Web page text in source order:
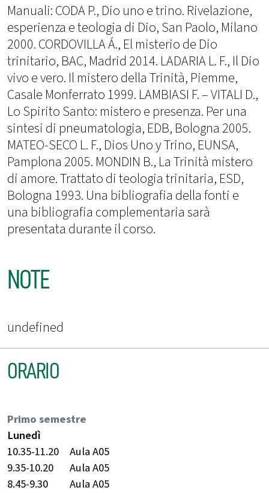
Manuali: CODA P., Dio uno e trino. Rivelazione,
esperienza e teologia di Dio, San Paolo, Milano
2000. CORDOVILLA Á., El misterio de Dio
trinitario, BAC, Madrid 2014. LADARIA L. F., Il Dio
vivo e vero. Il mistero della Trinità, Piemme,
Casale Monferrato 1999. LAMBIASI F. – VITALI D.,
Lo Spirito Santo: mistero e presenza. Per una
sintesi di pneumatologia, EDB, Bologna 2005.
MATEO-SECO L. F., Dios Uno y Trino, EUNSA,
Pamplona 2005. MONDIN B., La Trinità mistero
di amore. Trattato di teologia trinitaria, ESD,
Bologna 1993. Una bibliografia della fonti e
una bibliografia complementaria sarà
presentata durante il corso.
NOTE
undefined
ORARIO
Primo semestre
Lunedì
10.35-11.20
Aula A05
9.35-10.20
Aula A05
8.45-9.30
Aula A05